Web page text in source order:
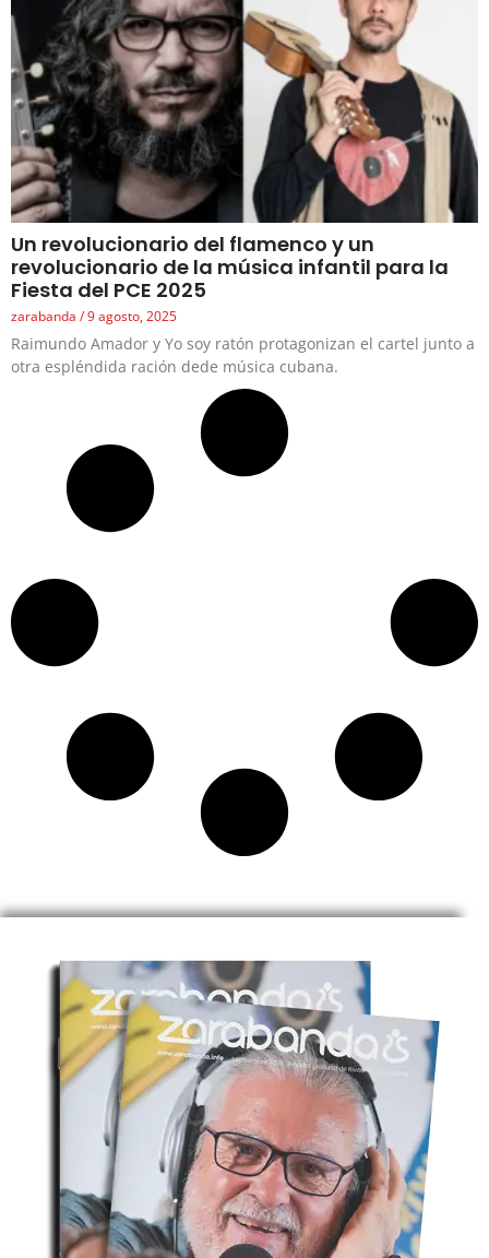
Un revolucionario del flamenco y un
revolucionario de la música infantil para la
Fiesta del PCE 2025
zarabanda 9 agosto, 2025
Raimundo Amador y Yo soy ratón protagonizan el cartel junto a
otra espléndida ración dede música cubana.